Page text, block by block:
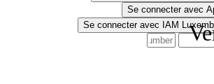
Se connecter avec
Se connecter avec IAM